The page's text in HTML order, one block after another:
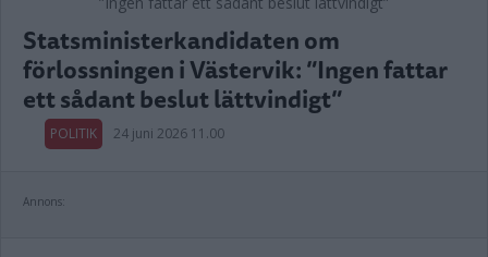
Statsministerkandidaten om
förlossningen i Västervik: ”Ingen fattar
ett sådant beslut lättvindigt”
POLITIK 24 juni 2026 11.00
Annons: